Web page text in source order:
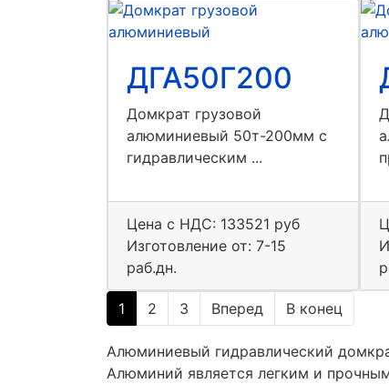
ДГА50Г200
Домкрат грузовой
алюминиевый 50т-200мм с
гидравлическим ...
Цена с НДС: 133521 руб
Изготовление от: 7-15
раб.дн.
1 2 3 Вперед В конец
Алюминиевый гидравлический
Алюминий является легким и